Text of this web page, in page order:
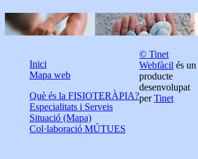
Inici
Mapa web
Què és la FISIOTERÀPIA?
Especialitats i Serveis
Situació (Mapa)
Col·laboració MÚTUES
© Tinet
Webfàcil és un
producte
desenvolupat
perTinet